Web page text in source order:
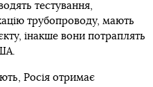
тестування,
трубопроводу, мають
інакше вони потраплять
Росія отримає